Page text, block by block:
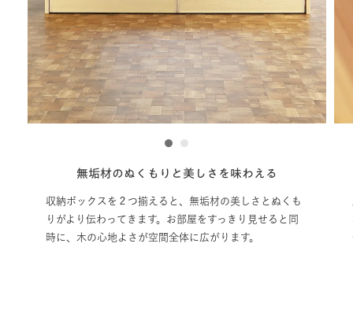
無垢材のぬくもりと美しさを味わえる
収納ボックスを２つ揃えると、無垢材の美しさとぬくも
りがより伝わってきます。お部屋をすっきり見せると同
時に、木の心地よさが空間全体に広がります。
1 2